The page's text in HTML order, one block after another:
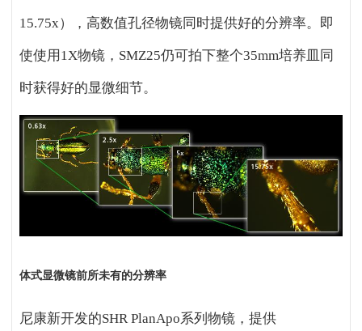
15.75x），高数值孔径物镜同时提供好的分辨率。即
使使用1X物镜，SMZ25仍可拍下整个35mm培养皿同
时获得好的显微细节。
体式显微镜前所未有的分辨率
尼康新开发的SHR PlanApo系列物镜，提供